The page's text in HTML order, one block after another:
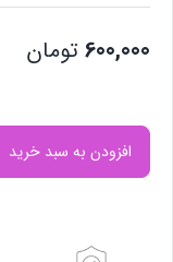
600,000 تومان
افزودن به سبد خرید